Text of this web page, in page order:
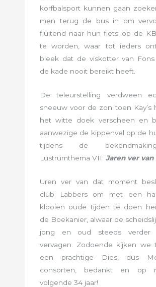
korfbalsport kunnen gaan
men terug de bus in om
fluitend naar hun fiets op de
te worden, waar tot ieders
bleek dat de viskotter van Fons
de kade nooit bereikt heeft.
De teleurstelling verdween
sneeuw voor de zon toen Kay’s
het witte doek verscheen en
aanwezige de kippenvel op de
tijdens de
Lustrumthema VII: Jaren ver
Uren ver van dat moment
club Labbers om met een
klooien oude tijden te doen
de Boekanier, alwaar de
jong en oud steeds verder
vervagen. Zodoende kijken we
een prachtige Dies, dus
consorten, bedankt en op
volgende 34 jaar!